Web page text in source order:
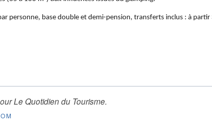
personne, base double et demi-pension, transferts inclus : à partir
Le Quotidien du Tourisme.